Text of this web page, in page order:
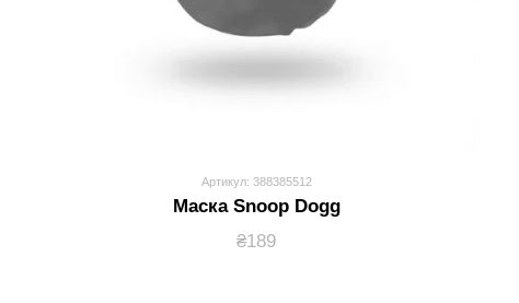
Артикул: 388385512
Маска Snoop Dogg
₴189